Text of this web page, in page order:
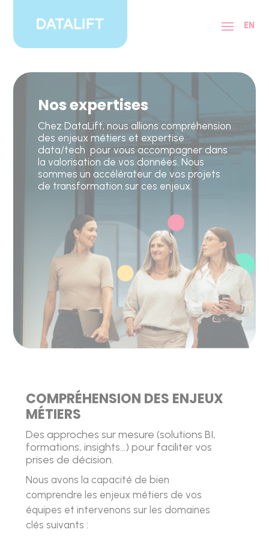
EN
Nos expertises
Chez DataLift, nous allions compréhension
des enjeux métiers et expertise
data/tech pour vous accompagner dans
la valorisation de vos données. Nous
sommes un accélérateur de vos projets
de transformation sur ces enjeux.
COMPRÉHENSION DES ENJEUX
MÉTIERS
Des approches sur mesure (solutions BI,
formations, insights…) pour faciliter vos
prises de décision.
Nous avons la capacité de bien
comprendre les enjeux métiers de vos
équipes et intervenons sur les domaines
clés suivants :